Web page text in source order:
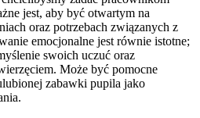
jest, aby być otwartym na
oraz potrzebach związanych z
emocjonalne jest równie istotne;
swoich uczuć oraz
Może być pomocne
zabawki pupila jako